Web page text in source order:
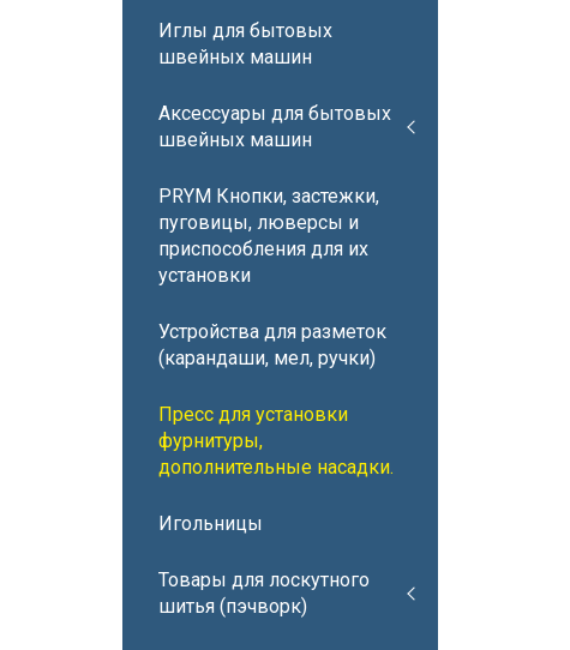
Иглы для бытовых
швейных машин
Аксессуары для бытовых
швейных машин
PRYM Кнопки, застежки,
пуговицы, люверсы и
приспособления для их
установки
Устройства для разметок
(карандаши, мел, ручки)
Пресс для установки
фурнитуры,
дополнительные насадки.
Игольницы
Товары для лоскутного
шитья (пэчворк)